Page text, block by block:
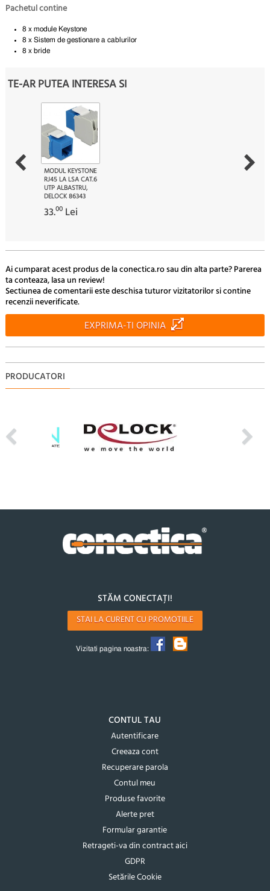
Pachetul contine
8 x module Keystone
8 x Sistem de gestionare a cablurilor
8 x bride
TE-AR PUTEA INTERESA SI
MODUL KEYSTONE
RJ45 LA LSA CAT.6
UTP ALBASTRU,
DELOCK 86343
33.00 Lei
Ai cumparat acest produs de la conectica.ro sau din alta parte? Parerea
ta conteaza, lasa un review!
Sectiunea de comentarii este deschisa tuturor vizitatorilor si contine
recenzii neverificate.
EXPRIMA-TI OPINIA
PRODUCATORI
STĂM CONECTAȚI!
STAI LA CURENT CU PROMOTIILE
Vizitati pagina noastra:
CONTUL TAU
Autentificare
Creeaza cont
Recuperare parola
Contul meu
Produse favorite
Alerte pret
Formular garantie
Retrageti-va din contract aici
GDPR
Setările Cookie